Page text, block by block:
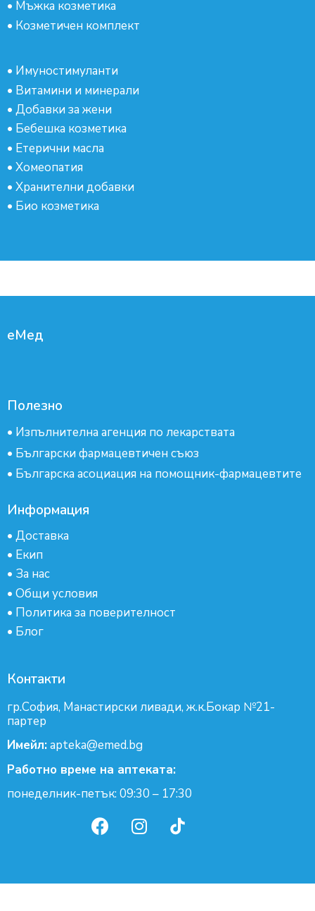
• Мъжка козметика
• Козметичен комплект
• Имуностимуланти
• Витамини и минерали
• Добавки за жени
• Бебешка козметика
• Етерични масла
• Хомеопатия
• Хранителни добавки
• Био козметика
еМед
Полезно
• Изпълнителна агенция по лекарствата
• Български фармацевтичен съюз
• Българска асоциация на помощник-фармацевтите
Информация
• Доставка
• Екип
• За нас
• Общи условия
• Политика за поверителност
• Блог
Контакти
гр.София, Манастирски ливади, ж.к.Бокар №21-
партер
Имейл:apteka@emed.bg
Работно време на аптеката:
понеделник-петък: 09:30 – 17:30